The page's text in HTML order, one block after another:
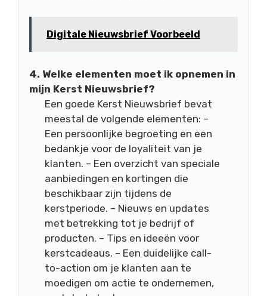
Digitale Nieuwsbrief Voorbeeld
4. Welke elementen moet ik opnemen in
mijn Kerst Nieuwsbrief?
Een goede Kerst Nieuwsbrief bevat
meestal de volgende elementen: –
Een persoonlijke begroeting en een
bedankje voor de loyaliteit van je
klanten. – Een overzicht van speciale
aanbiedingen en kortingen die
beschikbaar zijn tijdens de
kerstperiode. – Nieuws en updates
met betrekking tot je bedrijf of
producten. – Tips en ideeën voor
kerstcadeaus. – Een duidelijke call-
to-action om je klanten aan te
moedigen om actie te ondernemen,